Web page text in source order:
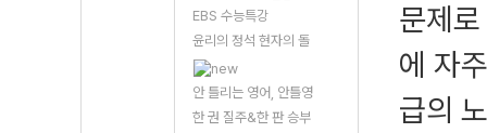
EBS 수능특강
윤리의 정석 현자의 돌
안 틀리는 영어, 안틀영
한 권 질주&한 판 승부
문제
에 자
급의